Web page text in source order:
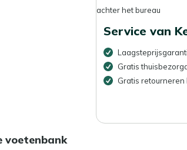
voetenbank
Service van
Gratis
Gratis